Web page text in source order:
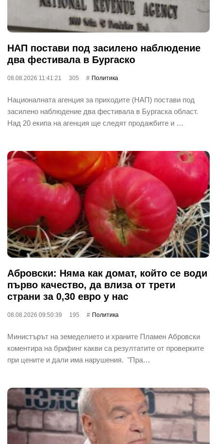
НАП постави под засилено наблюдение
два фестивала в Бургаско
08.08.2026 11:41:21 305 Политика
Националната агенция за приходите (НАП) постави под
засилено наблюдение два фестивала в Бургаска област.
Над 20 екипа на агенция ще следят продажбите и …
Абровски: Няма как домат, който се води
първо качество, да влиза от трети
страни за 0,30 евро у нас
08.08.2026 09:50:39 195 Политика
Министърът на земеделието и храните Пламен Абровски
коментира на брифинг какви са резултатите от проверките
при цените и дали има нарушения. "Пра…